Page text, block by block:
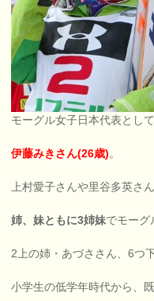
モーグル女子日本代表とし
伊藤みきさん(26歳)。
上村愛子さんや里谷多英さ
姉、妹ともに3姉妹でモーグ
2上の姉・あづささん、6つ
小学生の低学年時代から、